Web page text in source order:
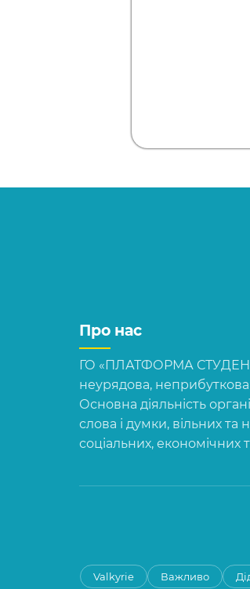
Про нас
ГО «ПЛАТФОРМА
неурядова, неприбуткова
Основна діяльність
слова і думки, вільних
соціальних, економічних
Valkyrie Важливо